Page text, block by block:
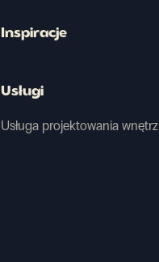
Inspiracje
Usługi
Usługa projektowania wnętrz